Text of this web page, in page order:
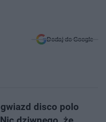
Dodaj do Google
disco polo